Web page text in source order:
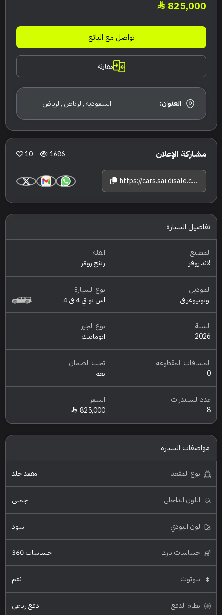
825,000
تواصل مع البائع
مقارنة
العنوان: السعودية ,الرياض ,الرياض
مشاركة الإعلان 1686
10
https://cars.saudisale.com/listings/c3b9d6/2026-%D9%84%D8%A7%D9%86%D8%AF-%D8%B1%D9%88%D9%81%D8%B1-%D8%B1%D9%8A%D9%86%D8%AC-%D8%B1%D9%88%D9%81%D8%B1-%D8%A7%D9%88%D8%AA%D9%88%D8%A8%D9%8A%D9%88%D8%BA%D8%B1%D8%A7%D9%81%D9%8A
تفاصيل السيارة
المصنع
لاند روفر
الفئة
رينج روفر
الموديل
اوتوبيوغرافي
نوع السيارة
اس يو في 4 في 4
السنة
2026
نوع الجير
اتوماتيك
المسافات المقطوعه
0
تحت الضمان
نعم
عدد السلندرات
8
السعر
825,000
مواصفات السيارة
نوع المقعد مقعد جلد
اللون الداخلي جملي
لون البودي اسود
حساسات بارك حساسات 360
بلوتوث نعم
نظام الدفع دفع رباعي